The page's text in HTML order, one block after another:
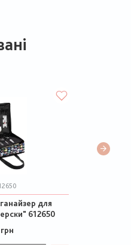
для
612650